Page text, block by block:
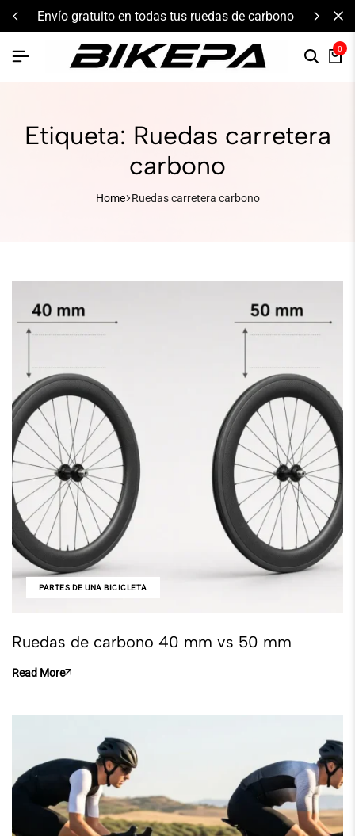
envío gratuito en todas tus ruedas de carbono
0
Etiqueta: Ruedas carretera
carbono
Home Ruedas carretera carbono
PARTES DE UNA BICICLETA
Ruedas de carbono 40 mm vs 50 mm
Read More